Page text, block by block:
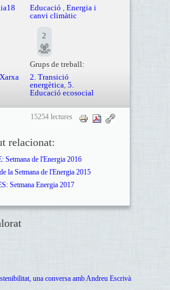
Educació
Energia i
canvi climàtic
2
Grups de treball:
2. Transició
energètica 5.
Educació ecosocial
15254 lectures
relacionat:
Setmana de l'Energia 2016
la Setmana de l'Energia 2015
Setmana Energia 2017
una conversa amb Andreu Escrivà